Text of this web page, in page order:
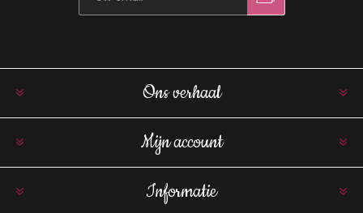
Ons verhaal
Mijn account
Informatie